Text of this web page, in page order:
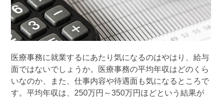
医療事務に就業するにあたり気になるのはやはり、給与
面ではないでしょうか。医療事務の平均年収はどのくら
いなのか、また、仕事内容や待遇面も気になるところで
す。平均年収は、250万円～350万円ほどという結果が